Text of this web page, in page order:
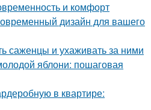
и комфорт
дизайн для вашего
саженцы и ухаживать за ними
яблони: пошаговая
в квартире: